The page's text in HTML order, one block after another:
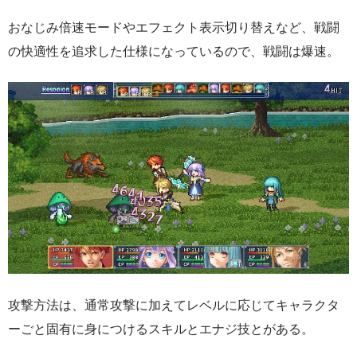
おなじみ倍速モードやエフェクト表示切り替えなど、戦闘
の快適性を追求した仕様になっているので、戦闘は爆速。
攻撃方法は、通常攻撃に加えてレベルに応じてキャラクタ
ーごと固有に身につけるスキルとエナジ技とがある。